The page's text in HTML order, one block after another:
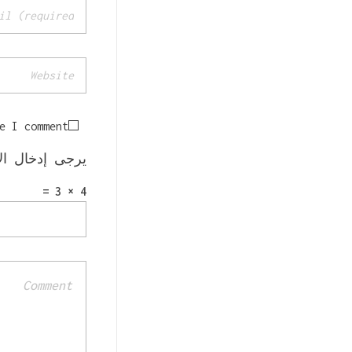
ر
ك
8
-
2
-
2
comment.
يرجى إدخال
4 × 3 =